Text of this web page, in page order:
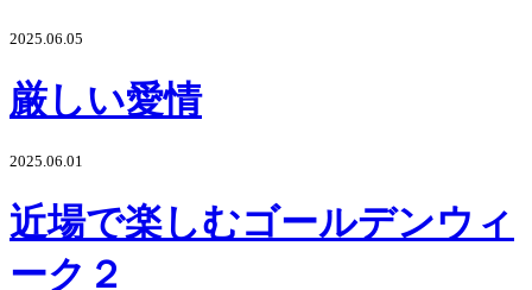
2025.06.05
厳しい愛情
2025.06.01
近場で楽しむゴールデンウィ
ーク２